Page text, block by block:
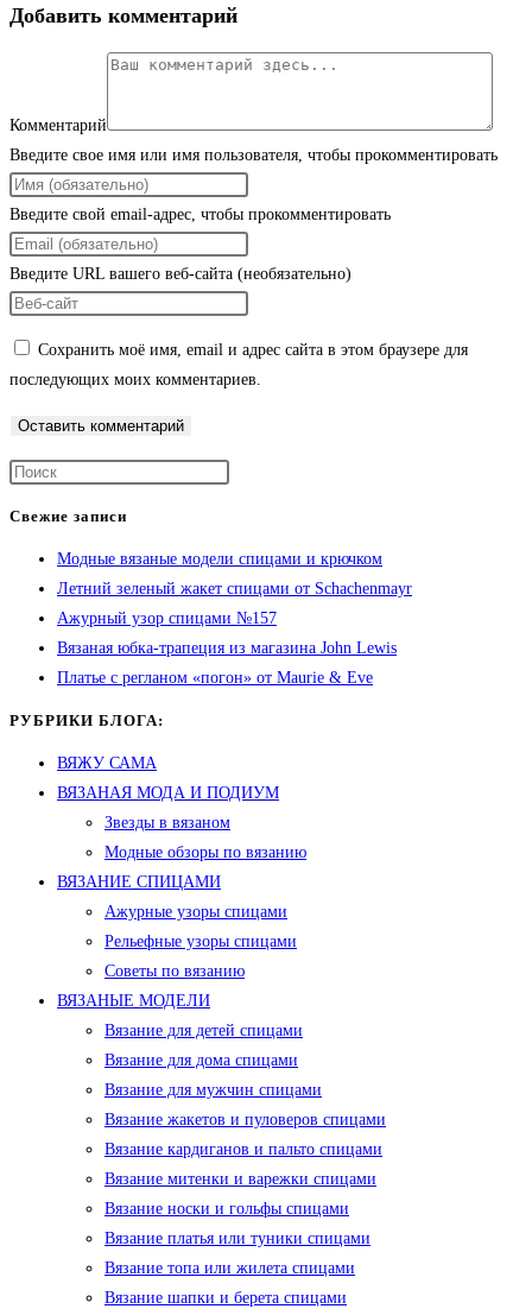
Добавить комментарий
Комментарий
Введите свое имя или имя пользователя, чтобы прокомментировать
Введите свой email-адрес, чтобы прокомментировать
Введите URL вашего веб-сайта (необязательно)
Сохранить моё имя, email и адрес сайта в этом браузере для
последующих моих комментариев.
Свежие записи
Модные вязаные модели спицами и крючком
Летний зеленый жакет спицами от Schachenmayr
Ажурный узор спицами №157
Вязаная юбка-трапеция из магазина John Lewis
Платье с регланом «погон» от Maurie & Eve
РУБРИКИ БЛОГА:
ВЯЖУ САМА
ВЯЗАНАЯ МОДА И ПОДИУМ
Звезды в вязаном
Модные обзоры по вязанию
ВЯЗАНИЕ СПИЦАМИ
Ажурные узоры спицами
Рельефные узоры спицами
Советы по вязанию
ВЯЗАНЫЕ МОДЕЛИ
Вязание для детей спицами
Вязание для дома спицами
Вязание для мужчин спицами
Вязание жакетов и пуловеров спицами
Вязание кардиганов и пальто спицами
Вязание митенки и варежки спицами
Вязание носки и гольфы спицами
Вязание платья или туники спицами
Вязание топа или жилета спицами
Вязание шапки и берета спицами